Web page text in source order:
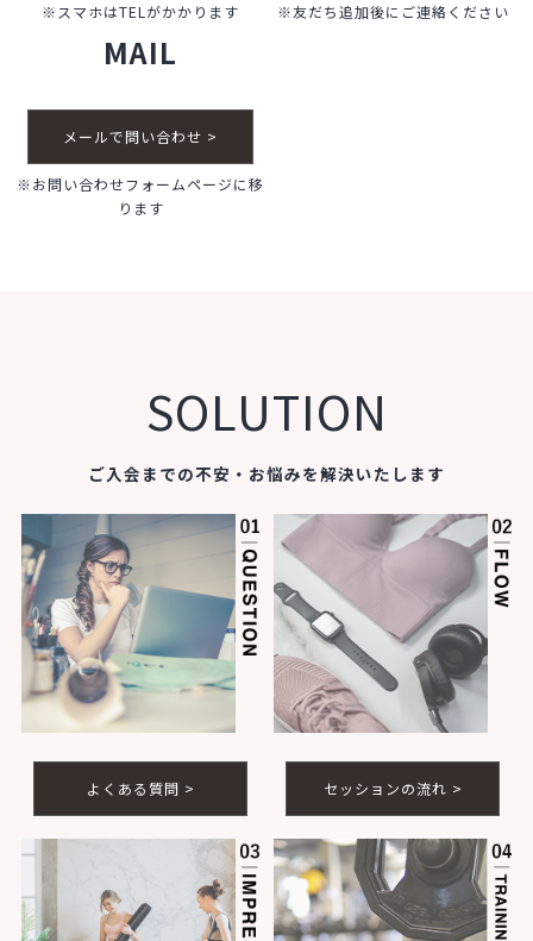
※スマホはTELがかかります ※友だち追加後にご連絡ください
MAIL
メールで問い合わせ >
※お問い合わせフォームページに移
ります
SOLUTION
ご入会までの不安・お悩みを解決いたします
よくある質問 > セッションの流れ >